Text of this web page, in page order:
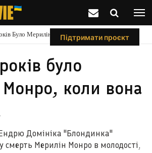
Підтримати проєкт
Було Мерилін Монро, Коли Вона Померла
було
коли вона
Домініка "Блондинка"
смерть Мерилін Монро в молодості,